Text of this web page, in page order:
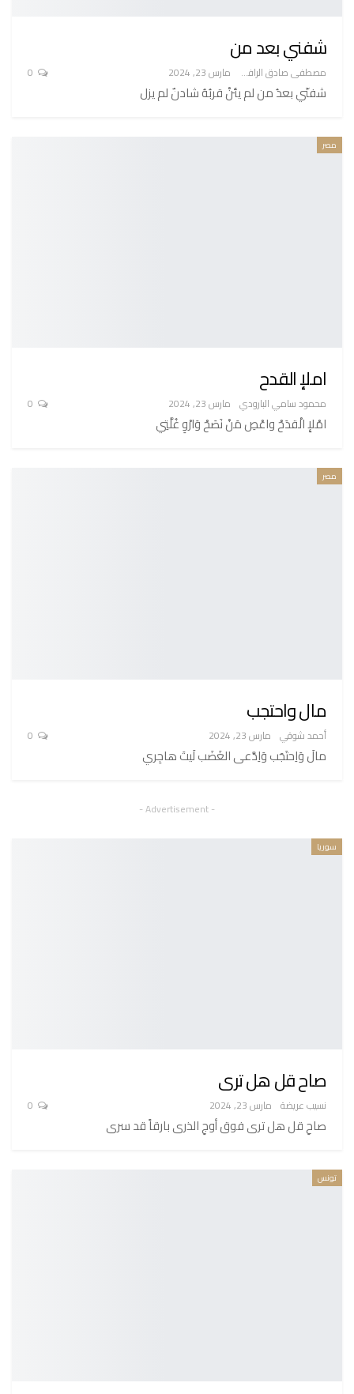
شفني بعد من
مصطفى صادق الرافعي مارس 23, 2024
شفنّي بعدُ من لم يئنْ قربُهُ شادنٌ لم يزل
مصر
املإ القدح
محمود سامي البارودي مارس 23, 2024
امْلإِ الْقدَحْ واعْصِ مَنْ نَصَحْ وَارْوِ غُلَّتِي
مصر
مال واحتجب
أحمد شوقي مارس 23, 2024
مالَ وَاِحتَجَب وَاِدَّعى الغَضَب لَيتَ هاجِري
- Advertisement -
سوريا
صاح قل هل ترى
نسيب عريضة مارس 23, 2024
صاحِ قل هل ترى فوق أوجِ الذرى بارقاً قد سرى
تونس